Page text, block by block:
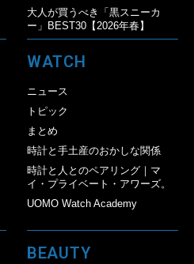
大人が買うべき「黒スニーカ
ー」BEST30【2026年春】
WATCH
ニュース
トピック
まとめ
時計と手土産のおかしな関係
時計と人とのペアリング｜マ
イ・プライベート・アワーズ。
UOMO Watch Academy
BEAUTY